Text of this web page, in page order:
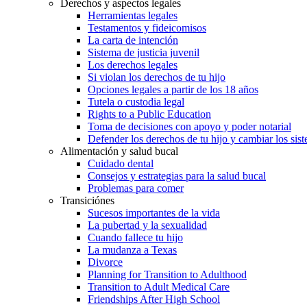
Derechos y aspectos legales
Herramientas legales
Testamentos y fideicomisos
La carta de intención
Sistema de justicia juvenil
Los derechos legales
Si violan los derechos de tu hijo
Opciones legales a partir de los 18 años
Tutela o custodia legal
Rights to a Public Education
Toma de decisiones con apoyo y poder notarial
Defender los derechos de tu hijo y cambiar los
Alimentación y salud bucal
Cuidado dental
Consejos y estrategias para la salud bucal
Problemas para comer
Transiciónes
Sucesos importantes de la vida
La pubertad y la sexualidad
Cuando fallece tu hijo
La mudanza a Texas
Divorce
Planning for Transition to Adulthood
Transition to Adult Medical Care
Friendships After High School